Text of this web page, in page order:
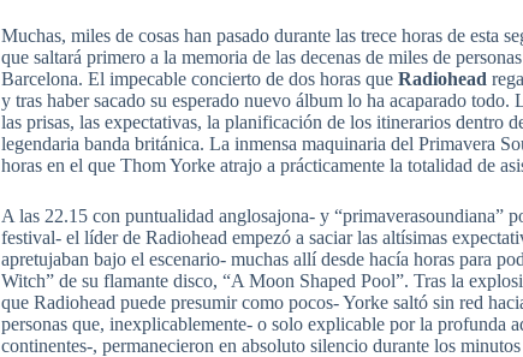
Muchas, miles de cosas han pasado durante las trece horas de esta
que saltará primero a la memoria de las decenas de miles de
Barcelona. El impecable concierto de dos horas que Radiohead
y tras haber sacado su esperado nuevo álbum lo ha acaparado todo.
las prisas, las expectativas, la planificación de los itinerarios dentro
legendaria banda británica. La inmensa maquinaria del Primavera
horas en el que Thom Yorke atrajo a prácticamente la totalidad de
A las 22.15 con puntualidad anglosajona- y “primaverasoundiana”
festival- el líder de Radiohead empezó a saciar las altísimas
apretujaban bajo el escenario- muchas allí desde hacía horas para
Witch” de su flamante disco, “A Moon Shaped Pool”. Tras la
que Radiohead puede presumir como pocos- Yorke saltó sin red
personas que, inexplicablemente- o solo explicable por la profunda
continentes-, permanecieron en absoluto silencio durante los